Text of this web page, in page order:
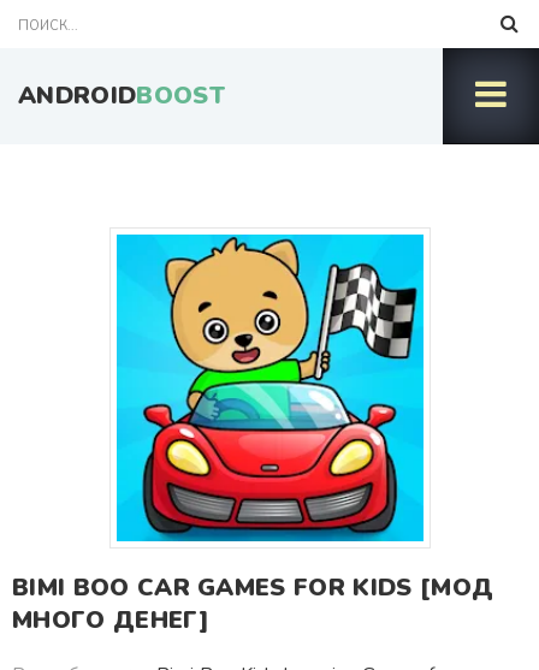
ANDROIDBOOST
BIMI BOO CAR GAMES FOR KIDS [МОД
МНОГО ДЕНЕГ]